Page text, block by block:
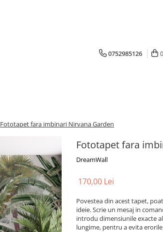
0752985126
Fototapet fara imbinari Nirvana Garden
Fototapet fara
DreamWall
170,00 Lei
Povestea din acest tapet,
ideie. Scrie un mesaj in
introdu dimensiunile exacte
lungime, pentru a evita